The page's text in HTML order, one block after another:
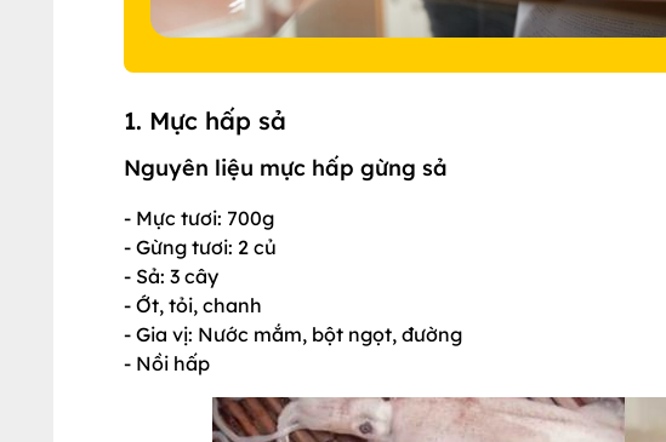
1. Mực hấp sả
Nguyên liệu mực hấp gừng sả
- Mực tươi: 700g
- Gừng tươi: 2 củ
- Sả: 3 cây
- Ớt, tỏi, chanh
- Gia vị: Nước mắm, bột ngọt, đường
- Nồi hấp